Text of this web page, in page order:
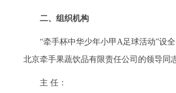
二、组织机构
“牵手杯中华少年小甲A足球活动”设全
北京牵手果蔬饮品有限责任公司的领导同
主 任：